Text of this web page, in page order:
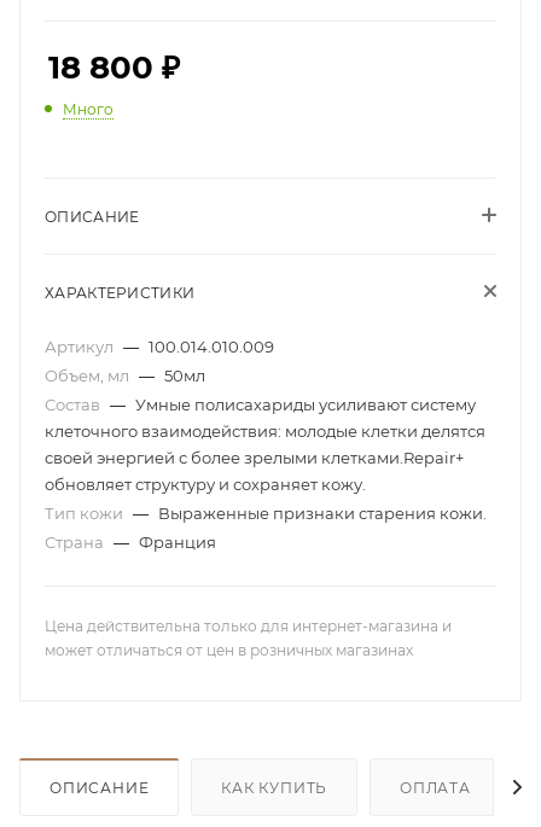
18 800 ₽
Много
ОПИСАНИЕ
ХАРАКТЕРИСТИКИ
Артикул — 100.014.010.009
Объем, мл — 50мл
Состав — Умные полисахариды усиливают систему
клеточного взаимодействия: молодые клетки делятся
своей энергией с более зрелыми клетками.Repair+
обновляет структуру и сохраняет кожу.
Тип кожи — Выраженные признаки старения кожи.
Страна — Франция
Цена действительна только для интернет-магазина и
может отличаться от цен в розничных магазинах
ОПИСАНИЕ КАК КУПИТЬ ОПЛАТА